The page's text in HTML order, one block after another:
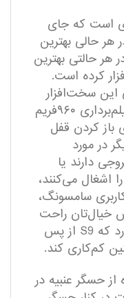
است که جای
هر حالی بهترین
هر حالتی بهترین
کرده است.
این سخت‌افزار
برای پردازش واقعیت افزوده، فیلم‌برداری ۹۶۰فریم
باز کردن قفل
در مورد
دارند یا
اشغال می‌کنند،
سامسونگ،
خیال‌تان راحت
باشد که هیچ عملیاتی وجود ندارد که S9 از پس
کم‌کاری کند.
حسگر عنبیه در